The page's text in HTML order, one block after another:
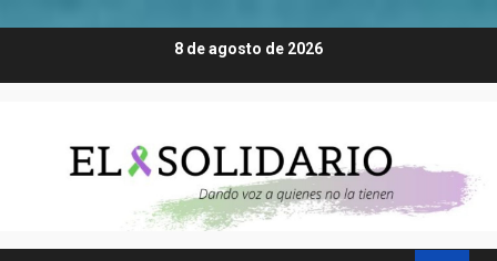
8 de agosto de 2026